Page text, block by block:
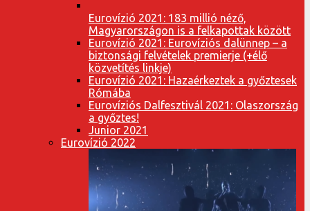
Eurovízió 2021: 183 millió néző,
Magyarországon is a felkapottak között
Eurovízió 2021: Eurovíziós dalünnep – a
biztonsági felvételek premierje (+élő
közvetítés linkje)
Eurovízió 2021: Hazaérkeztek a győztesek
Rómába
Eurovíziós Dalfesztivál 2021: Olaszország
a győztes!
Junior 2021
Eurovízió 2022